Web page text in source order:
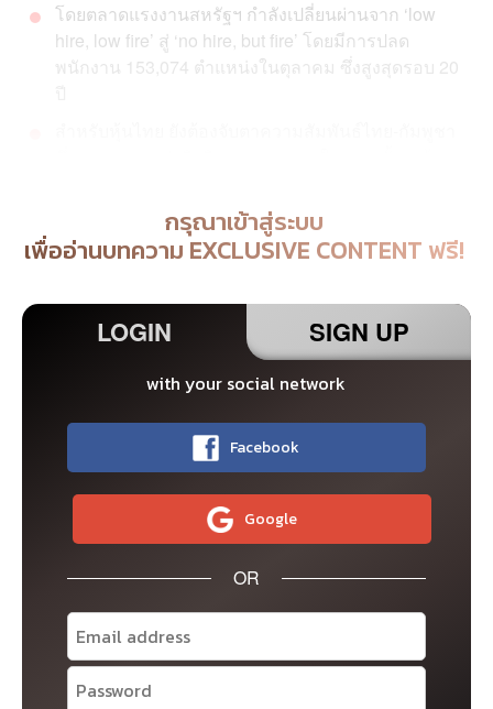
โดยตลาดแรงงานสหรัฐฯ กำลังเปลี่ยนผ่านจาก ‘low
hire, low fire’ สู่ ‘no hire, but fire’ โดยมีการปลด
พนักงาน 153,074 ตำแหน่งในตุลาคม ซึ่งสูงสุดรอบ 20
กรุณาเข้าสู่ระบบ
เพื่ออ่านบทความ EXCLUSIVE CONTENT ฟรี!
LOGIN SIGN UP
with your social network
Facebook
Google
OR